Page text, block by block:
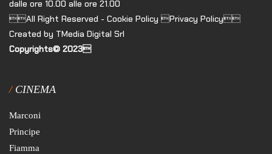
dalle ore 10.00 alle ore 21.00
All Right Reserved - Cookie Policy Privacy Policy
Created by TMedia Digital Srl
Copyrights© 2023
CINEMA
Marconi
Principe
Fiamma